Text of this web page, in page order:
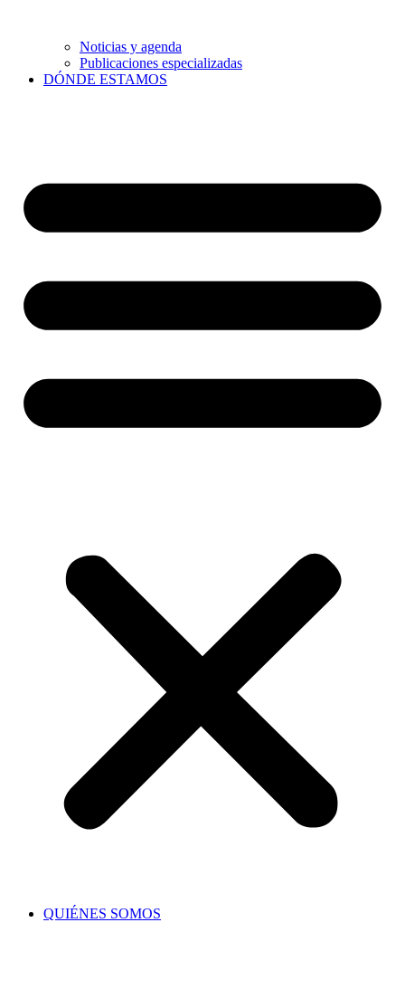
Noticias y agenda
Publicaciones especializadas
DÓNDE ESTAMOS
QUIÉNES SOMOS